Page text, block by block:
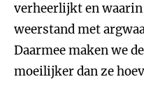
verheerlijkt en waarin
weerstand met
Daarmee maken we
moeilijker dan ze